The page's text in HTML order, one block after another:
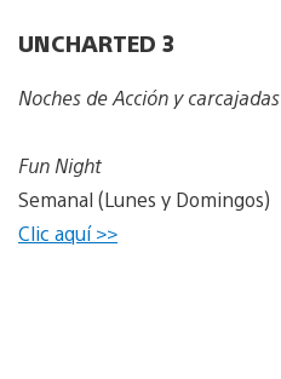
UNCHARTED 3
Noches de Acción y carcajadas
Fun Night
Semanal (Lunes y Domingos)
Clic aquí >>